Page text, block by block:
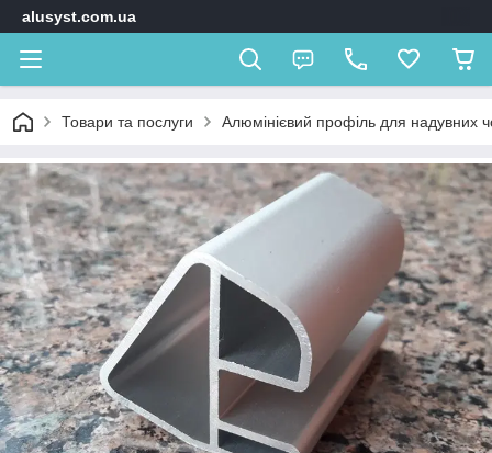
alusyst.com.ua
Товари та послуги Алюмінієвий профіль для надувних